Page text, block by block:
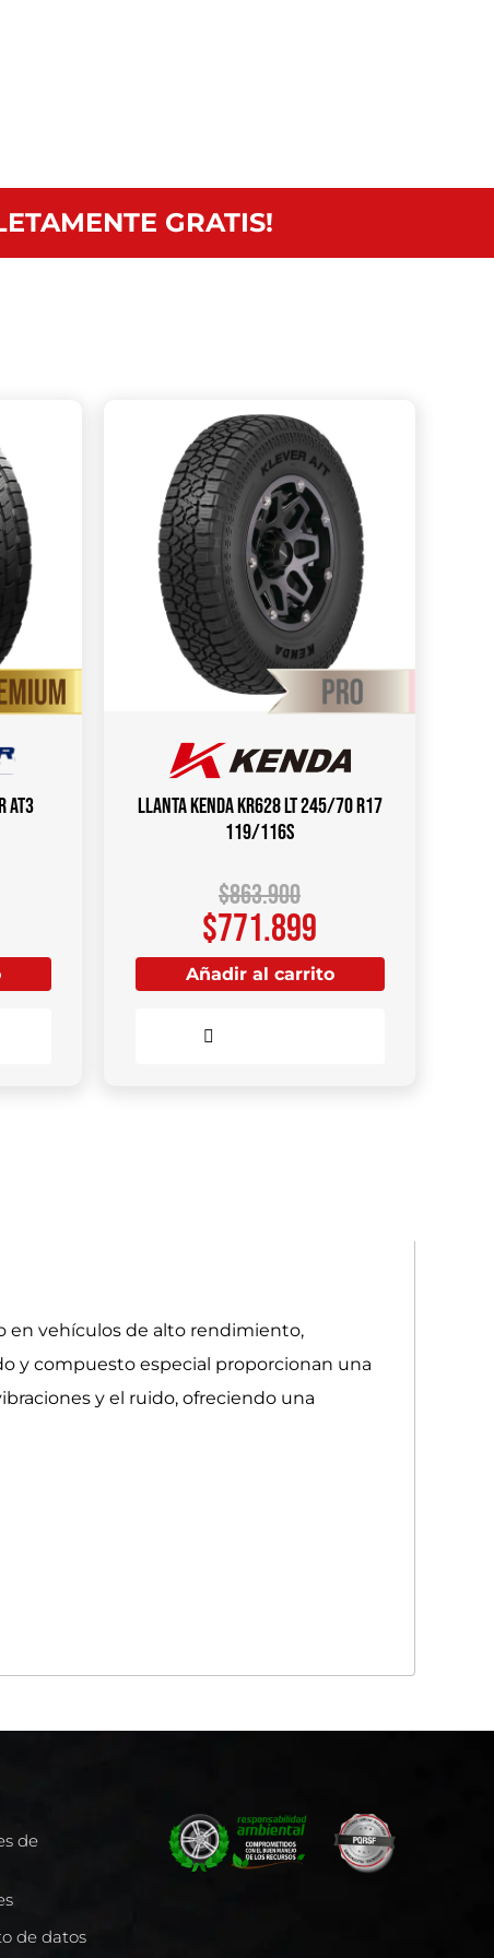
GRATIS!
AT3
Llanta KENDA KR628 LT 245/70 R17
119/116S
$863.900
$771.899
Añadir al carrito
en vehículos de alto rendimiento,
y compuesto especial proporcionan una
y el ruido, ofreciendo una
de
de datos